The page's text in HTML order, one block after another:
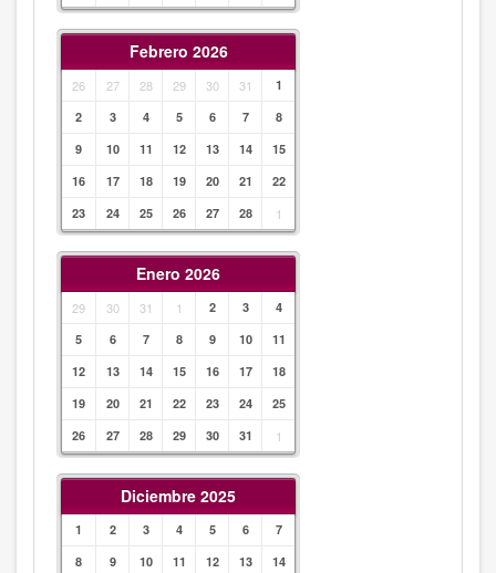
Febrero 2026
26 27 28 29 30 31
1
2
3 4 5 6 7
8
9
10 11 12 13 14
15
16
17 18 19 20 21
22
23
24 25 26 27 28 1
Enero 2026
29 30 31 1 2 3
4
5
6 7 8 9 10
11
12
13 14 15 16 17
18
19
20 21 22 23 24
25
26
27 28 29 30 31 1
Diciembre 2025
1 2 3 4 5 6
7
8
9 10 11 12 13
14